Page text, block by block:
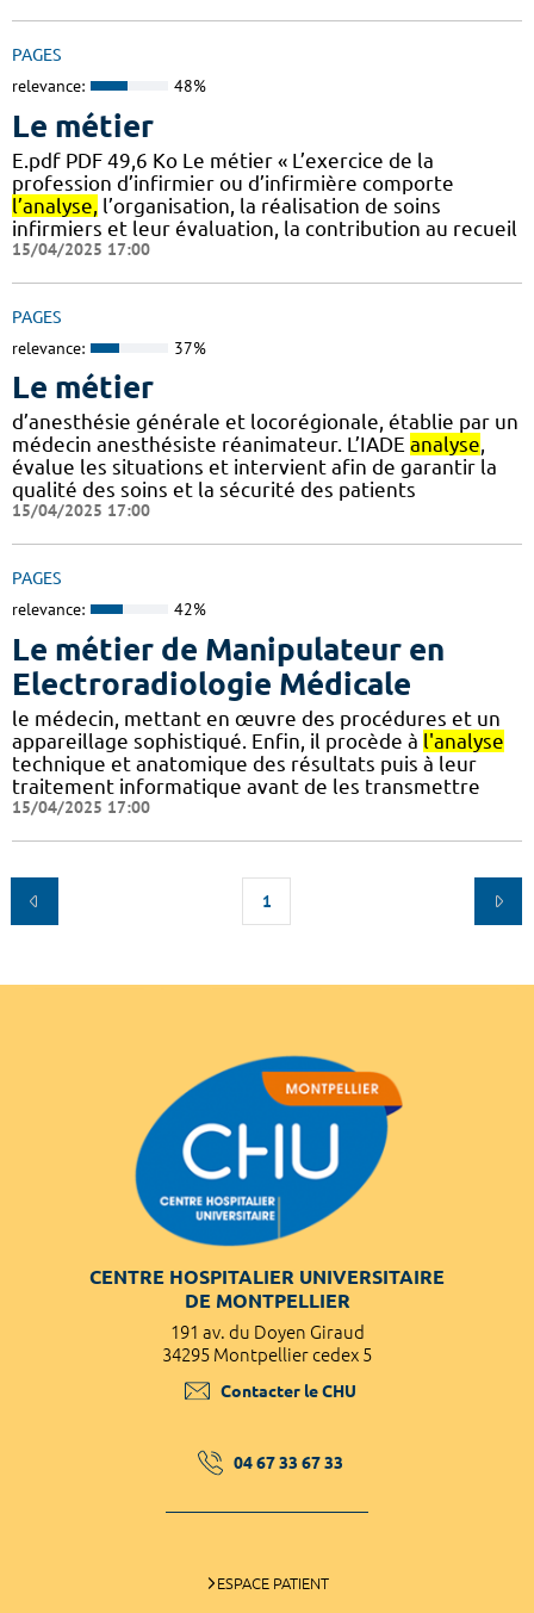
PAGES
relevance: 48%
Le métier
E.pdf PDF 49,6 Ko Le métier « L’exercice de la
profession d’infirmier ou d’infirmière comporte
l’analyse, l’organisation, la réalisation de soins
infirmiers et leur évaluation, la contribution au recueil
15/04/2025 17:00
PAGES
relevance: 37%
Le métier
d’anesthésie générale et locorégionale, établie par un
médecin anesthésiste réanimateur. L’IADE analyse,
évalue les situations et intervient afin de garantir la
qualité des soins et la sécurité des patients
15/04/2025 17:00
PAGES
relevance: 42%
Le métier de Manipulateur en
Electroradiologie Médicale
le médecin, mettant en œuvre des procédures et un
appareillage sophistiqué. Enfin, il procède à l'analyse
technique et anatomique des résultats puis à leur
traitement informatique avant de les transmettre
15/04/2025 17:00
1
CENTRE HOSPITALIER UNIVERSITAIRE
DE MONTPELLIER
191 av. du Doyen Giraud
34295 Montpellier cedex 5
Contacter le CHU
04 67 33 67 33
ESPACE PATIENT